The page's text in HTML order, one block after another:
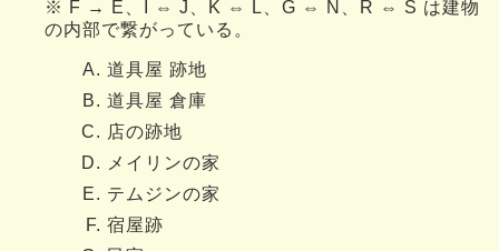
※ F → E、I ⇔ J、K ⇔ L、G ⇔ N、R ⇔ S は建物
の内部で繋がっている。
道具屋 跡地
道具屋 倉庫
店の跡地
メイリンの家
テムジンの家
宿屋跡